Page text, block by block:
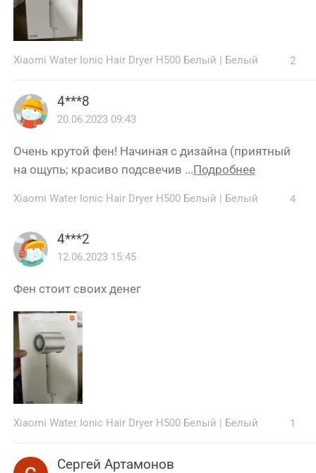
Xiaomi Water Ionic Hair Dryer H500 Белый | Белый 2
4***8
20.06.2023 09:43
Очень крутой фен! Начиная с дизайна (приятный
на ощупь; красиво подсвечив ...Подробнее
Xiaomi Water Ionic Hair Dryer H500 Белый | Белый 4
4***2
12.06.2023 15:45
Фен стоит своих денег
Xiaomi Water Ionic Hair Dryer H500 Белый Белый 1
Сергей Артамонов